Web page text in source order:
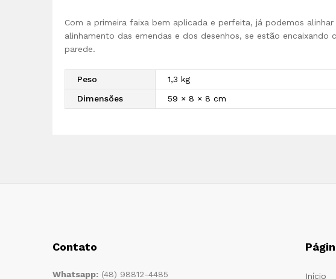
Com a primeira faixa bem aplicada e perfeita, já podemos
alinhamento das emendas e dos desenhos, se estão
parede.
Peso
1,3 kg
Dimensões
59 × 8 × 8 cm
Contato
Whatsapp: (48) 98812-4485 Início